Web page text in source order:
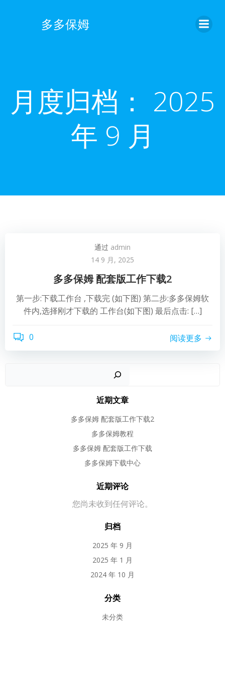
多多保姆
月度归档： 2025
年 9 月
通过 admin
14 9 月, 2025
多多保姆 配套版工作下载2
第一步:下载工作台 ,下载完 (如下图) 第二步:多多保姆软
件内,选择刚才下载的 工作台(如下图) 最后点击: […]
0 阅读更多
近期文章
多多保姆 配套版工作下载2
多多保姆教程
多多保姆 配套版工作下载
多多保姆下载中心
近期评论
您尚未收到任何评论。
归档
2025 年 9 月
2025 年 1 月
2024 年 10 月
分类
未分类